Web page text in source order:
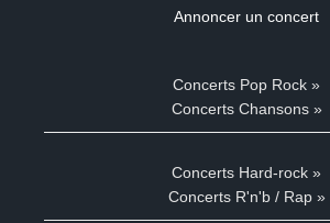
Annoncer un concert
Concerts Pop Rock »
Concerts Chansons »
Concerts Hard-rock »
Concerts R'n'b / Rap »